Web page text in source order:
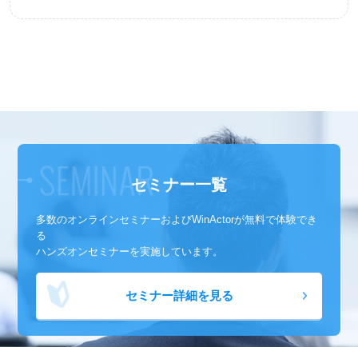
セミナー一覧
多数のオンラインセミナーおよびWinActorが無料で体験でき
る
ハンズオンセミナーを実施しています。
セミナー詳細を見る